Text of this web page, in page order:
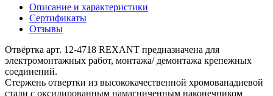
Описание и характеристики
Сертификаты
Отзывы
Отвёртка арт. 12-4718 REXANT предназначена для
электромонтажных работ, монтажа/ демонтажа крепежных
соединений.
Стержень отвертки из высококачественной хромованадиевой
стали с оксидированным намагниченным наконечником